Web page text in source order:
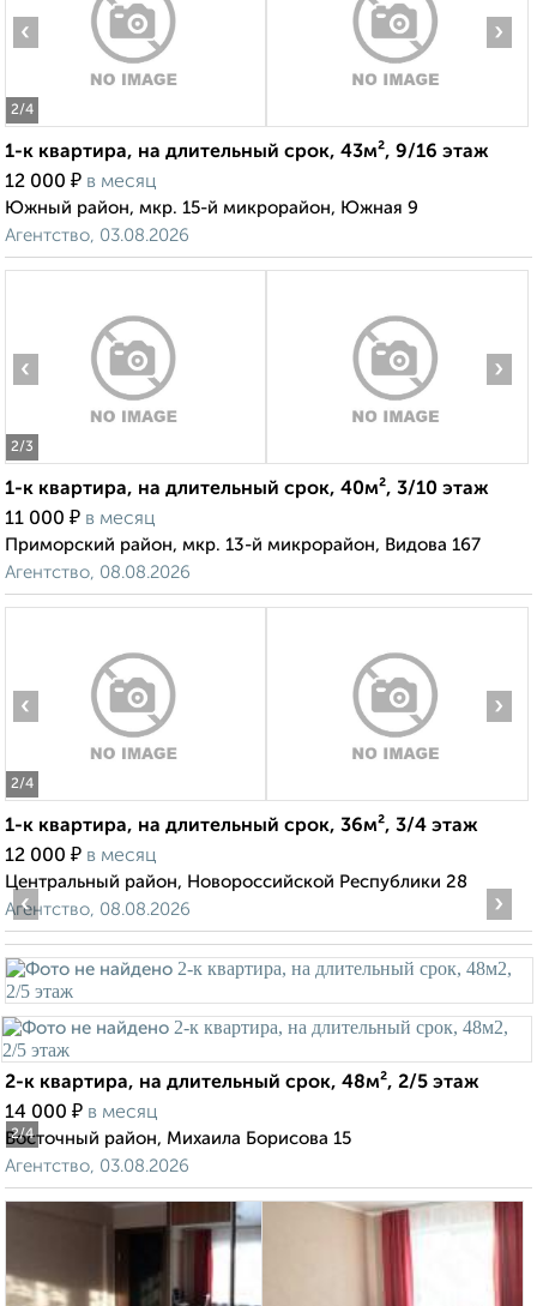
2/4
‹ ›
1-к квартира, на длительный срок, 43м², 9/16 этаж
12 000 ₽ в месяц
Южный район, мкр. 15-й микрорайон, Южная 9
Агентство, 03.08.2026
2/3
‹ ›
1-к квартира, на длительный срок, 40м², 3/10 этаж
11 000 ₽ в месяц
Приморский район, мкр. 13-й микрорайон, Видова 167
Агентство, 08.08.2026
2/4
‹ ›
1-к квартира, на длительный срок, 36м², 3/4 этаж
12 000 ₽ в месяц
Центральный район, Новороссийской Республики 28
Агентство, 08.08.2026
2/4
‹ ›
2-к квартира, на длительный срок, 48м², 2/5 этаж
14 000 ₽ в месяц
Восточный район, Михаила Борисова 15
Агентство, 03.08.2026